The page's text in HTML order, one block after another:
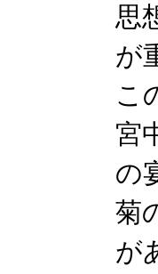
思
が
こ
宮
の
菊
が